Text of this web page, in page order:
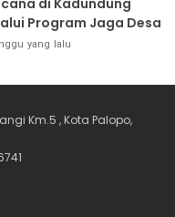
Program Jaga Desa
yang lalu
Km.5 , Kota Palopo,